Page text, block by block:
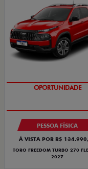
SUPERVALORIZAÇÃO DO
PESSOA FÍSICA
À VISTA POR R$
TORO FREEDOM TURBO 270
2027